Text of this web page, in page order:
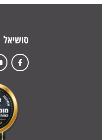
סושיאל